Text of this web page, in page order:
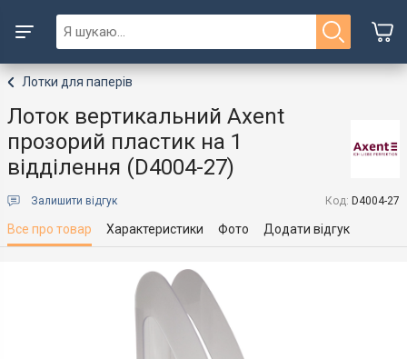
Лотки для паперів
Лоток вертикальний Axent
прозорий пластик на 1
відділення (D4004-27)
Залишити відгук Код: D4004-27
Все про товар Характеристики Фото Додати відгук